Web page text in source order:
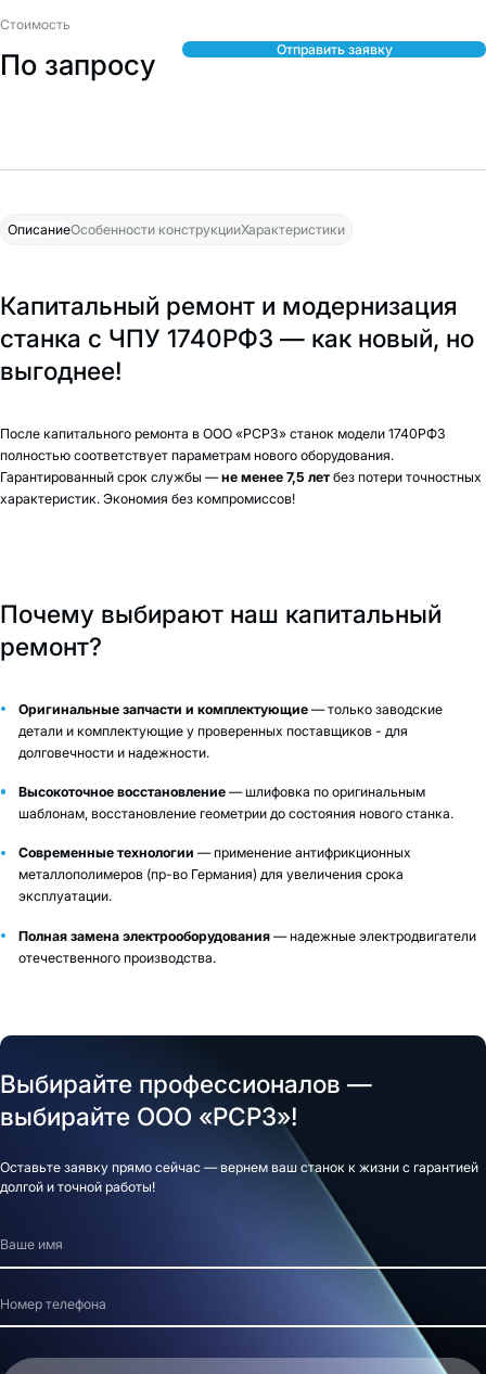
Стоимость
По запросу Отправить заявку
ОписаниеОсобенности конструкцииХарактеристики
Капитальный ремонт и модернизация
станка с ЧПУ 1740РФ3 — как новый, но
выгоднее!
После капитального ремонта в ООО «РСРЗ» станок модели 1740РФ3
полностью соответствует параметрам нового оборудования.
Гарантированный срок службы —не менее 7,5 летбез потери точностных
характеристик. Экономия без компромиссов!
Почему выбирают наш капитальный
ремонт?
Оригинальные запчасти и комплектующие— только заводские
детали и комплектующие у проверенных поставщиков - для
долговечности и надежности.
Высокоточное восстановление— шлифовка по оригинальным
шаблонам, восстановление геометрии до состояния нового станка.
Современные технологии— применение антифрикционных
металлополимеров (пр-во Германия) для увеличения срока
эксплуатации.
Полная замена электрооборудования— надежные электродвигатели
отечественного производства.
Выбирайте профессионалов —
выбирайте ООО «РСРЗ»!
Оставьте заявку прямо сейчас — вернем ваш станок к жизни с гарантией
долгой и точной работы!